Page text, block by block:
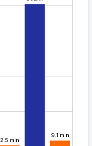
2.5 mln
9.1 mln